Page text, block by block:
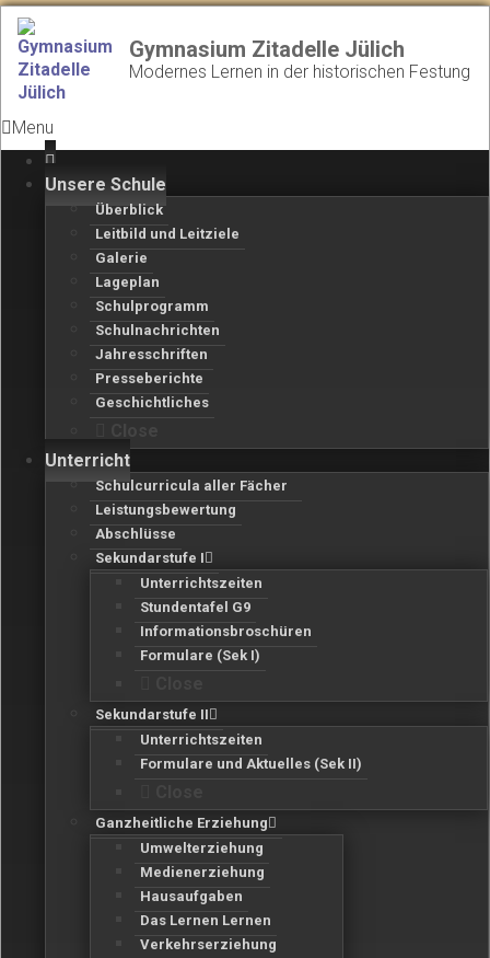
Gymnasium Zitadelle Jülich
Modernes Lernen in der historischen Festung
Menu
Unsere Schule
Überblick
Leitbild und Leitziele
Galerie
Lageplan
Schulprogramm
Schulnachrichten
Jahresschriften
Presseberichte
Geschichtliches
Unterricht
Schulcurricula aller Fächer
Leistungsbewertung
Abschlüsse
Sekundarstufe I
Unterrichtszeiten
Stundentafel G9
Informationsbroschüren
Formulare (Sek I)
Sekundarstufe II
Unterrichtszeiten
Formulare und Aktuelles (Sek II)
Ganzheitliche Erziehung
Umwelterziehung
Medienerziehung
Hausaufgaben
Das Lernen Lernen
Verkehrserziehung